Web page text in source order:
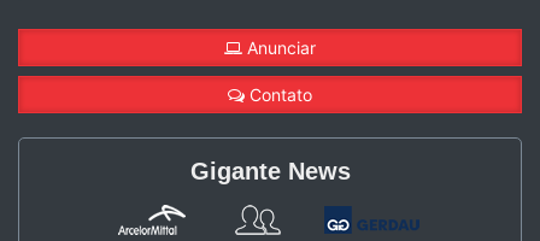
Anunciar
Contato
Gigante News